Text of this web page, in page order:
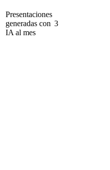
Presentaciones
generadas con
IA al mes
3